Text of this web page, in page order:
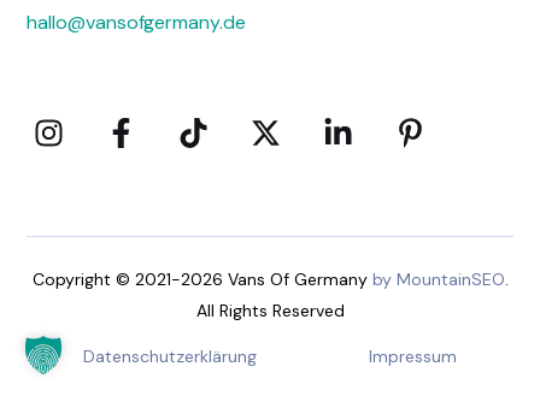
hallo@vansofgermany.de
Copyright © 2021-2026 Vans Of Germany by MountainSEO.
All Rights Reserved
Datenschutzerklärung Impressum